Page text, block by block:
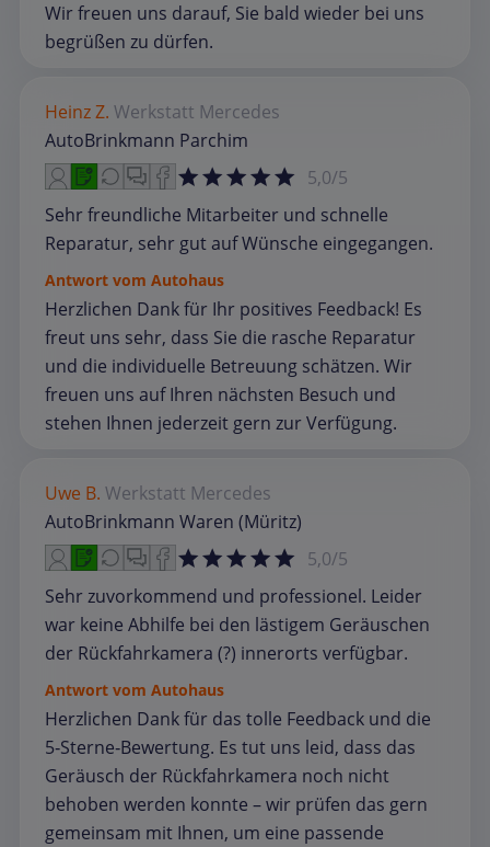
Wir freuen uns darauf, Sie bald wieder bei uns
begrüßen zu dürfen.
Heinz Z. Werkstatt Mercedes
AutoBrinkmann Parchim
5,0/5
Sehr freundliche Mitarbeiter und schnelle
Reparatur, sehr gut auf Wünsche eingegangen.
Antwort vom Autohaus
Herzlichen Dank für Ihr positives Feedback! Es
freut uns sehr, dass Sie die rasche Reparatur
und die individuelle Betreuung schätzen. Wir
freuen uns auf Ihren nächsten Besuch und
stehen Ihnen jederzeit gern zur Verfügung.
Uwe B. Werkstatt Mercedes
AutoBrinkmann Waren (Müritz)
5,0/5
Sehr zuvorkommend und professionel. Leider
war keine Abhilfe bei den lästigem Geräuschen
der Rückfahrkamera (?) innerorts verfügbar.
Antwort vom Autohaus
Herzlichen Dank für das tolle Feedback und die
5‑Sterne‑Bewertung. Es tut uns leid, dass das
Geräusch der Rückfahrkamera noch nicht
behoben werden konnte – wir prüfen das gern
gemeinsam mit Ihnen, um eine passende